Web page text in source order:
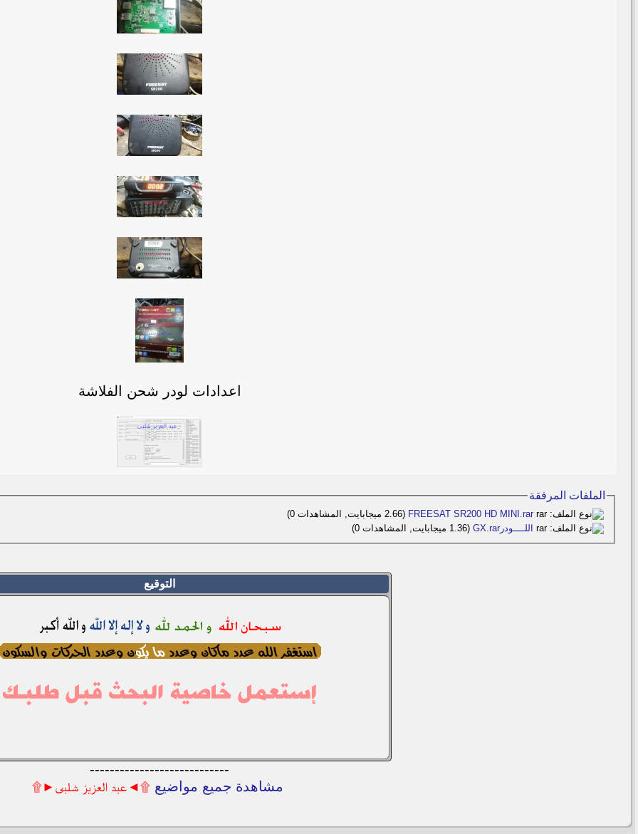
اعدادات لودر شحن الفلاشة
الملفات المرفقة
FREESAT SR200 HD MINI.rar‏ (2.66 ميجابايت, المشاهدات 0)
اللــــودرGX.rar‏
(1.36 ميجابايت, المشاهدات 0)
التوقيع
----------------------------
مشاهدة جميع مواضيع ۩◄عبد العزيز شلبى►۩